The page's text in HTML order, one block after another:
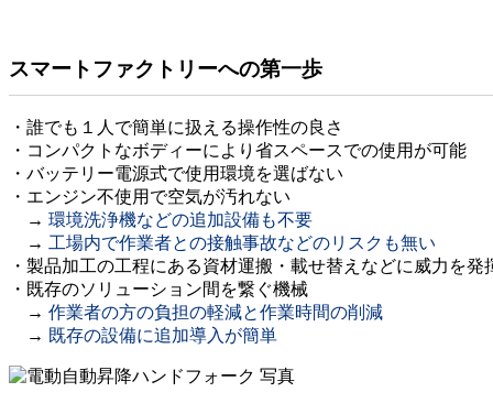
スマートファクトリーへの第一歩
・誰でも１人で簡単に扱える操作性の良さ
・コンパクトなボディーにより省スペースでの使用が可能
・バッテリー電源式で使用環境を選ばない
・エンジン不使用で空気が汚れない
→ 環境洗浄機などの追加設備も不要
→ 工場内で作業者との接触事故などのリスクも無い
・製品加工の工程にある資材運搬・載せ替えなどに威力を発
・既存のソリューション間を繋ぐ機械
→ 作業者の方の負担の軽減と作業時間の削減
→ 既存の設備に追加導入が簡単